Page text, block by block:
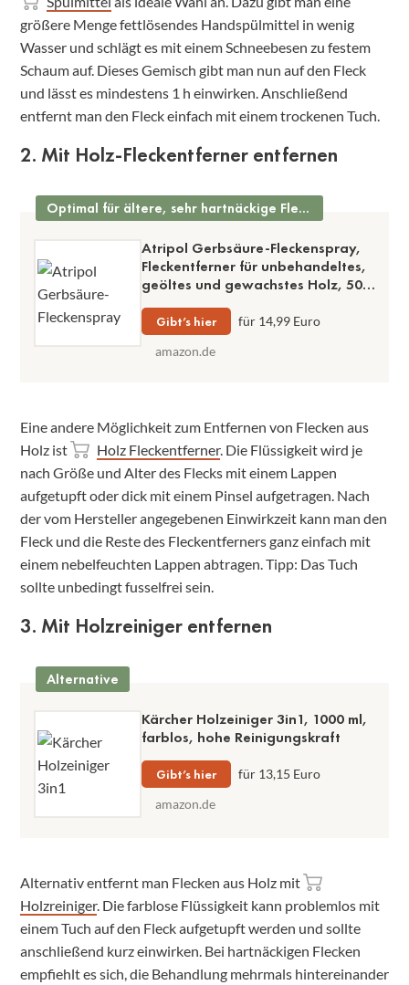
größere Menge fettlösendes Handspülmittel in wenig
Wasser und schlägt es mit einem Schneebesen zu festem
Schaum auf. Dieses Gemisch gibt man nun auf den Fleck
und lässt es mindestens 1 h einwirken. Anschließend
entfernt man den Fleck einfach mit einem trockenen Tuch.
2. Mit Holz-Fleckentferner entfernen
Optimal für ältere, sehr hartnäckige Flecken im Holz geeignet
Atripol Gerbsäure-Fleckenspray,
Fleckentferner für unbehandeltes,
geöltes und gewachstes Holz, 500
ml, farblos, geruchsarm
Gibt’s hier
für 14,99 Euro
amazon.de
Eine andere Möglichkeit zum Entfernen von Flecken aus
Holz ist
Holz Fleckentferner. Die Flüssigkeit wird je
nach Größe und Alter des Flecks mit einem Lappen
aufgetupft oder dick mit einem Pinsel aufgetragen. Nach
der vom Hersteller angegebenen Einwirkzeit kann man den
Fleck und die Reste des Fleckentferners ganz einfach mit
einem nebelfeuchten Lappen abtragen. Tipp: Das Tuch
sollte unbedingt fusselfrei sein.
3. Mit Holzreiniger entfernen
Alternative
Kärcher Holzeiniger 3in1, 1000 ml,
farblos, hohe Reinigungskraft
Gibt’s hier
für 13,15 Euro
amazon.de
Alternativ entfernt man Flecken aus Holz mit
Holzreiniger. Die farblose Flüssigkeit kann problemlos mit
einem Tuch auf den Fleck aufgetupft werden und sollte
anschließend kurz einwirken. Bei hartnäckigen Flecken
empfiehlt es sich, die Behandlung mehrmals hintereinander